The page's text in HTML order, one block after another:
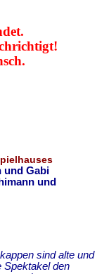
und Gabi
und
sind alte und
Spektakel den